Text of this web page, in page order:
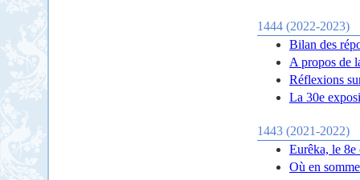
1444 (2022-2023)
Bilan des
A propos de
Réflexions
La 30e
1443 (2021-2022)
Eurêka, le
Où en